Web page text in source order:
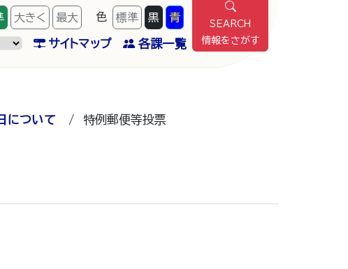
大きく 最大 色 標準 黒 青
サイトマップ 各課一覧
SEARCH
情報をさがす
について / 特例郵便等投票